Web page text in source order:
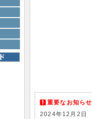
重要なお知らせ
2024年12月2日